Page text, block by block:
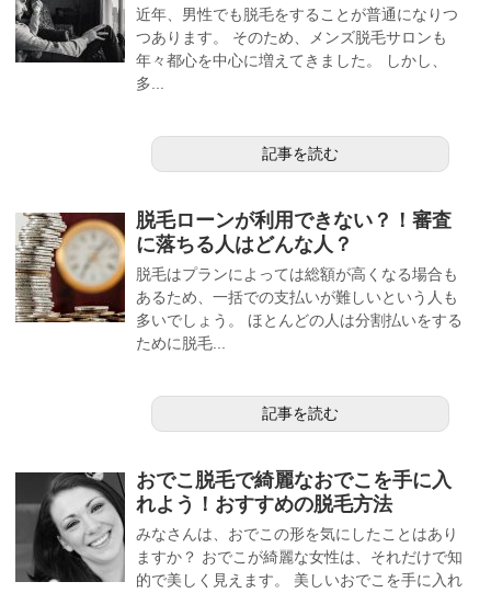
近年、男性でも脱毛をすることが普通になりつ
つあります。 そのため、メンズ脱毛サロンも
年々都心を中心に増えてきました。 しかし、
多...
記事を読む
脱毛ローンが利用できない？！審査
に落ちる人はどんな人？
脱毛はプランによっては総額が高くなる場合も
あるため、一括での支払いが難しいという人も
多いでしょう。 ほとんどの人は分割払いをする
ために脱毛...
記事を読む
おでこ脱毛で綺麗なおでこを手に入
れよう！おすすめの脱毛方法
みなさんは、おでこの形を気にしたことはあり
ますか？ おでこが綺麗な女性は、それだけで知
的で美しく見えます。 美しいおでこを手に入れ